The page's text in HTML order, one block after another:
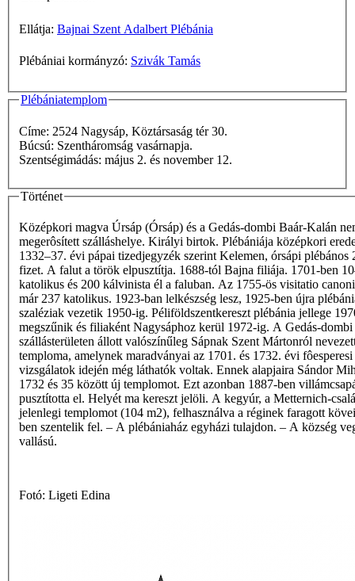
Ellátja: Bajnai Szent Adalbert Plébánia
Plébániai kormányzó: Szivák Tamás
Plébániatemplom
Címe: 2524 Nagysáp, Köztársaság tér 30.
Búcsú: Szentháromság vasárnapja.
Szentségimádás: május 2. és november 12.
Történet
Középkori magva Úrsáp (Órsáp) és a Gedás-dombi Baár-Kalán
megerôsített szálláshelye. Királyi birtok. Plébániája középkori
1332–37. évi pápai tizedjegyzék szerint Kelemen, órsápi plébános
fizet. A falut a török elpusztítja. 1688-tól Bajna filiája. 1701-ben
katolikus és 200 kálvinista él a faluban. Az 1755-ös visitatio
már 237 katolikus. 1923-ban lelkészség lesz, 1925-ben újra
szaléziak vezetik 1950-ig. Péliföldszentkereszt plébánia jellege
megszűnik és filiaként Nagysáphoz kerül 1972-ig. A Gedás-dombi
szállásterületen állott valószínűleg Sápnak Szent Mártonról
temploma, amelynek maradványai az 1701. és 1732. évi fôesperesi
vizsgálatok idején még láthatók voltak. Ennek alapjaira Sándor
1732 és 35 között új templomot. Ezt azonban 1887-ben
pusztította el. Helyét ma kereszt jelöli. A kegyúr, a Metternich-
jelenlegi templomot (104 m2), felhasználva a réginek faragott
ben szentelik fel. – A plébániaház egyházi tulajdon. – A község
vallású.
Fotó: Ligeti Edina